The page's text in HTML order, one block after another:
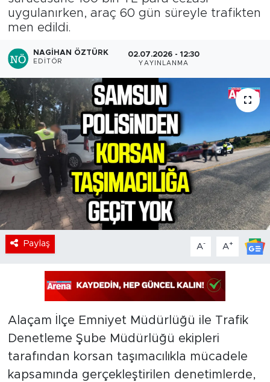
uygulanırken, araç 60 gün süreyle trafikten
men edildi.
NAGIHAN ÖZTÜRK
EDITÖR
02.07.2026 - 12:30
YAYINLANMA
Paylaş A- A+
Alaçam İlçe Emniyet Müdürlüğü ile Trafik
Denetleme Şube Müdürlüğü ekipleri
tarafından korsan taşımacılıkla mücadele
kapsamında gerçekleştirilen denetimlerde,
Haber Arşivi